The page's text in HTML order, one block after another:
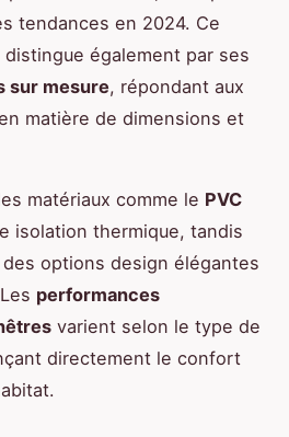
tendances en 2024. Ce
également par ses
sur mesure, répondant aux
matière de dimensions et
matériaux comme le PVC
isolation thermique, tandis
options design élégantes
performances
varient selon le type de
directement le confort